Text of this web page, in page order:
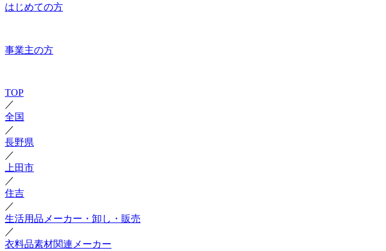
はじめての方
事業主の方
TOP
／
全国
／
長野県
／
上田市
／
住吉
／
生活用品メーカー・卸し・販売
／
衣料品素材関連メーカー